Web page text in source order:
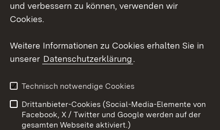
Datenschutz
Barrierefreiheit
Impressum
Cookies
und verbessern zu können, verwenden wir
Cookies.
Weitere Informationen zu Cookies erhalten Sie in
unserer Datenschutzerklärung.
Technisch notwendige Cookies
Drittanbieter-Cookies (Social-Media-Elemente von
Facebook, X / Twitter und Google werden auf der
gesamten Webseite aktiviert.)